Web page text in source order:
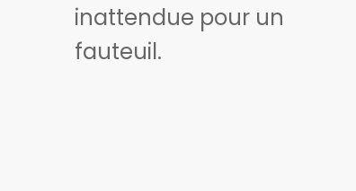
inattendue pour un
fauteuil.